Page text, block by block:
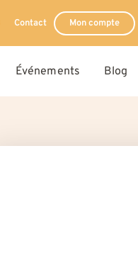
Contact Mon compte
Événements Blog